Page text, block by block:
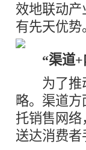
效地联动
有先天优势
“渠道
为了推动
略。渠道
托销售网络
送达消费者